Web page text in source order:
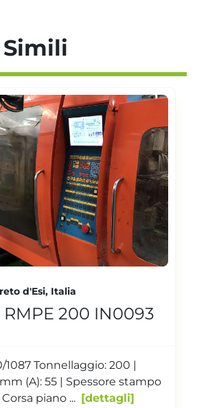
Simili
d'Esi, Italia
200 IN0093
1087 Tonnellaggio: 200 |
(A): 55 | Spessore stampo
piano ...
dettagli